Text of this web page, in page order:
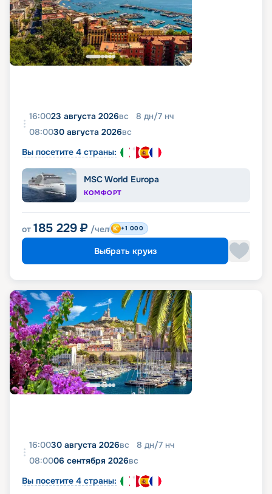
16:0023 августа 2026вс 8 дн/7 нч
08:0030 августа 2026вс
Вы посетите 4 страны:
MSC World Europa
КОМФОРТ
от 185 229 ₽ /чел +1 000
Выбрать круиз
16:0030 августа 2026вс 8 дн/7 нч
08:0006 сентября 2026вс
Вы посетите 4 страны: